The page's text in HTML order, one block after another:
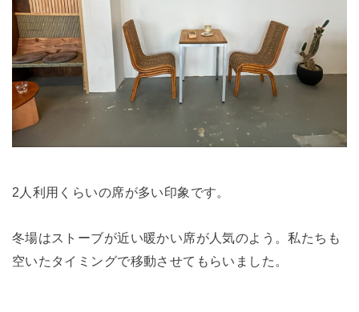
2人利用くらいの席が多い印象です。
冬場はストーブが近い暖かい席が人気のよう。私たちも
空いたタイミングで移動させてもらいました。